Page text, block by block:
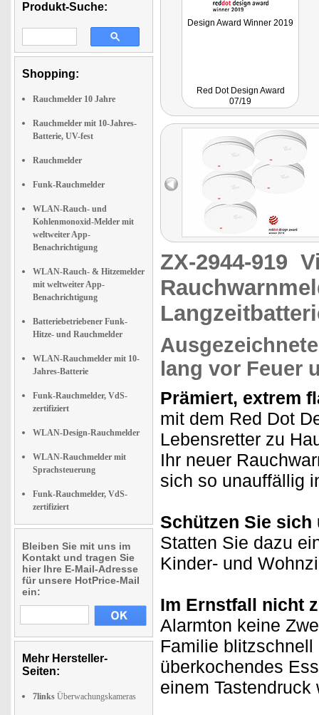
Produkt-Suche:
Shopping:
Rauchmelder 10 Jahre
Rauchmelder mit 10-Jahres-
Batterie, UV-fest
Rauchmelder
Funk-Rauchmelder
WLAN-Rauch- und
Kohlenmonoxid-Melder mit
weltweiter App-
Benachrichtigung
WLAN-Rauch- & Hitzemelder
mit weltweiter App-
Benachrichtigung
Batteriebetriebener Funk-
Hitze- und Rauchmelder
WLAN-Rauchmelder mit 10-
Jahres-Batterie
Funk-Rauchmelder, VdS-
zertifiziert
WLAN-Design-Rauchmelder
WLAN-Rauchmelder mit
Sprachsteuerung
Funk-Rauchmelder, VdS-
zertifiziert
Bleiben Sie mit uns im
Kontakt und tragen Sie
hier Ihre E-Mail-Adresse
für unsere HotPrice-Mail
ein:
Mehr Hersteller-
Seiten:
7links Überwachungskameras
Design Award Winner 2019
Red Dot Design Award
07/19
ZX-2944-919
lang vor Feuer
Prämiert, extrem
mit dem Red Dot
Lebensretter zu
Ihr neuer
sich so unauffällig
Schützen Sie sich
Statten Sie dazu
Kinder- und
Im Ernstfall nicht
Alarmton keine
Familie
überkochendes
einem Tastendruck